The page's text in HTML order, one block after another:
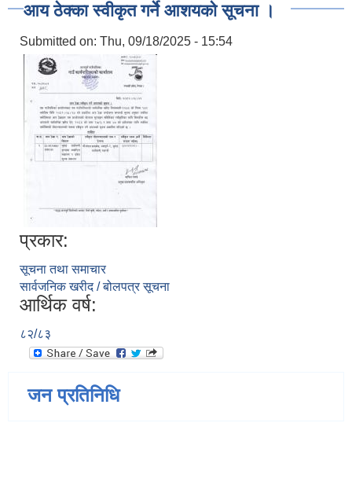
आय ठेक्का स्वीकृत गर्ने आशयको सूचना ।
Submitted on: Thu, 09/18/2025 - 15:54
प्रकार:
सूचना तथा समाचार
सार्वजनिक खरीद / बोलपत्र सूचना
आर्थिक वर्ष:
८२/८३
जन प्रतिनिधि